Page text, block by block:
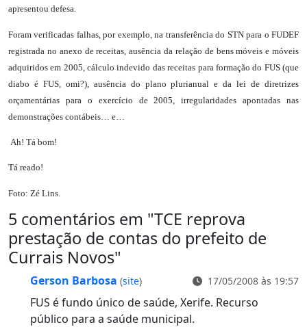
apresentou defesa.
Foram verificadas falhas, por exemplo, na transferência do STN para o FUDEF
registrada no anexo de receitas, ausência da relação de bens móveis e móveis
adquiridos em 2005, cálculo indevido das receitas para formação do FUS (que
diabo é FUS, omi?), ausência do plano plurianual e da lei de diretrizes
orçamentárias para o exercício de 2005, irregularidades apontadas nas
demonstrações contábeis… e…
Ah! Tá bom!
Tá reado!
Foto: Zé Lins.
5 comentários em "TCE reprova
prestação de contas do prefeito de
Currais Novos"
Gerson Barbosa (site) 17/05/2008 às 19:57
FUS é fundo único de saúde, Xerife. Recurso
público para a saúde municipal.